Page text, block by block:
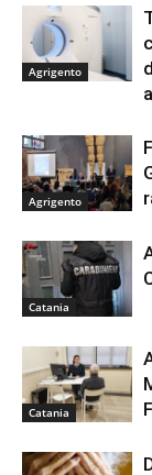
Agrigento
Agrigento
Catania
Catania